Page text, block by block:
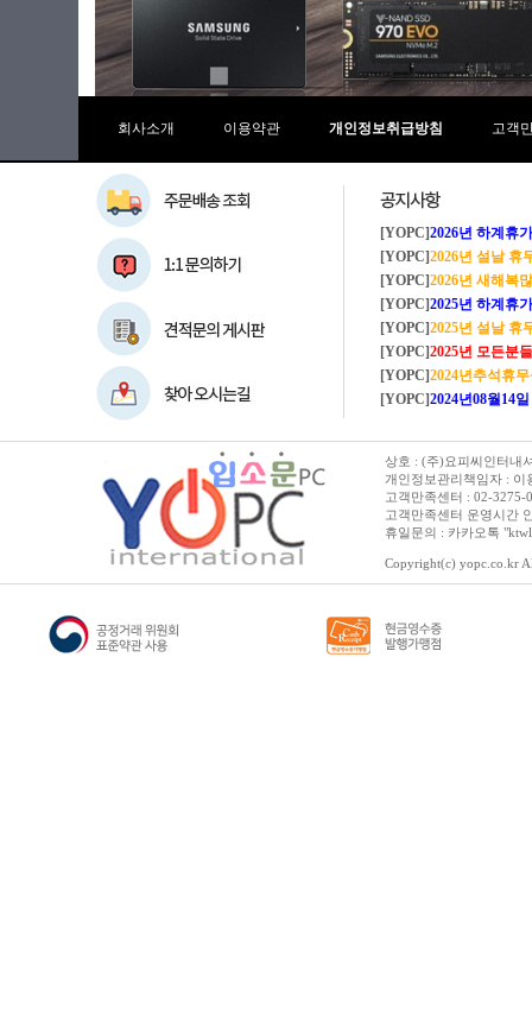
회사소개 이용약관 개인정보취급방침 고객
[YOPC]2026년 하계휴가 8/1~8/4
[YOPC]2026년 설날 휴
[YOPC]2026년 새해복많
[YOPC]2025년 하계휴가 8/2~8/5
[YOPC]2025년 설날 휴
[YOPC]2025년 모든분들 새해복
[YOPC]2024년추석휴
[YOPC]2024년08월14일 수요일 택
상호 : (주)요피씨인터내
개인정보관리책임자 : 이
고객만족센터 : 02-3275-
고객만족센터 운영시간
휴일문의 : 카카오톡
Copyright(c) yopc.co.kr